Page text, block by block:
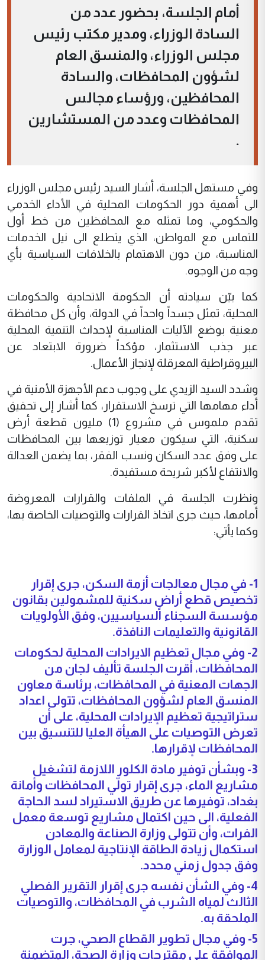
أمام الجلسة، بحضور عدد من
السادة الوزراء، ومدير مكتب رئيس
مجلس الوزراء، والمنسق العام
لشؤون المحافظات، والسادة
المحافظين، ورؤساء مجالس
المحافظات وعدد من المستشارين
.
وفي مستهل الجلسة، أشار السيد رئيس مجلس الوزراء
الى أهمية دور الحكومات المحلية في الأداء الخدمي
والحكومي، وما تمثله مع المحافظين من خط أول
للتماس مع المواطن، الذي يتطلع الى نيل الخدمات
المناسبة، من دون الاهتمام بالخلافات السياسية بأي
وجه من الوجوه.
كما بيّن سيادته أن الحكومة الاتحادية والحكومات
المحلية، تمثل جسداً واحداً في الدولة، وأن كل محافظة
معنية بوضع الآليات المناسبة لإحداث التنمية المحلية
عبر جذب الاستثمار، مؤكداً ضرورة الابتعاد عن
البيروقراطية المعرقلة لإنجاز الأعمال.
وشدد السيد الزيدي على وجوب دعم الأجهزة الأمنية في
أداء مهامها التي ترسخ الاستقرار، كما أشار إلى تحقيق
تقدم ملموس في مشروع (1) مليون قطعة أرض
سكنية، التي سيكون معيار توزيعها بين المحافظات
على وفق عدد السكان ونسب الفقر، بما يضمن العدالة
والانتفاع لأكبر شريحة مستفيدة.
ونظرت الجلسة في الملفات والقرارات المعروضة
أمامها، حيث جرى اتخاذ القرارات والتوصيات الخاصة بها،
وكما يأتي:
1- في مجال معالجات أزمة السكن، جرى إقرار
تخصيص قطع أراضٍ سكنية للمشمولين بقانون
مؤسسة السجناء السياسيين، وفق الأولويات
القانونية والتعليمات النافذة.
2- وفي مجال تعظيم الايرادات المحلية لحكومات
المحافظات، أقرت الجلسة تأليف لجان من
الجهات المعنية في المحافظات، برئاسة معاون
المنسق العام لشؤون المحافظات، تتولى اعداد
ستراتيجية تعظيم الإيرادات المحلية، على أن
تعرض التوصيات على الهيأة العليا للتنسيق بين
المحافظات لإقرارها.
3- وبشأن توفير مادة الكلور اللازمة لتشغيل
مشاريع الماء، جرى إقرار تولّي المحافظات وأمانة
بغداد، توفيرها عن طريق الاستيراد لسد الحاجة
الفعلية، الى حين اكتمال مشاريع توسعة معمل
الفرات، وأن تتولى وزارة الصناعة والمعادن
استكمال زيادة الطاقة الإنتاجية لمعامل الوزارة
وفق جدول زمني محدد.
4- وفي الشأن نفسه جرى إقرار التقرير الفصلي
الثالث لمياه الشرب في المحافظات، والتوصيات
الملحقة به.
5- وفي مجال تطوير القطاع الصحي، جرت
الموافقة على مقترحات وزارة الصحة، المتضمنة